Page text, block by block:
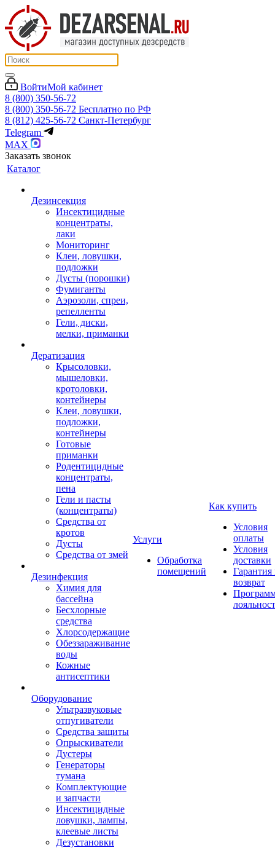
ВойтиМой кабинет
8 (800) 350-56-72
8 (800) 350-56-72 Бесплатно по РФ
8 (812) 425-56-72 Санкт-Петербург
Telegram
MAX
Заказать звонок
Каталог
Дезинсекция
Инсектицидные
концентраты,
лаки
Мониторинг
Клеи, ловушки,
подложки
Дусты (порошки)
Фумиганты
Аэрозоли, спреи,
репелленты
Гели, диски,
мелки, приманки
Дератизация
Крысоловки,
мышеловки,
кротоловки,
контейнеры
Клеи, ловушки,
подложки,
контейнеры
Готовые
приманки
Родентицидные
концентраты,
пена
Гели и пасты
(концентраты)
Средства от
кротов
Дусты
Средства от змей
Дезинфекция
Химия для
бассейна
Бесхлорные
средства
Хлорсодержащие
Обеззараживание
воды
Кожные
антисептики
Оборудование
Ультразвуковые
отпугиватели
Средства защиты
Опрыскиватели
Дустеры
Генераторы
тумана
Комплектующие
и запчасти
Инсектицидные
ловушки, лампы,
клеевые листы
Дезустановки
Услуги
Обработка
помещений
Как купить
Условия
оплаты
Условия
доставки
Гарантия
возврат